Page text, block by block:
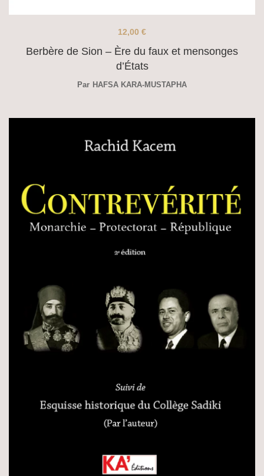
Berbère de Sion – Ère du faux et mensonges
d’États
12,00 €
Par HAFSA KARA-MUSTAPHA